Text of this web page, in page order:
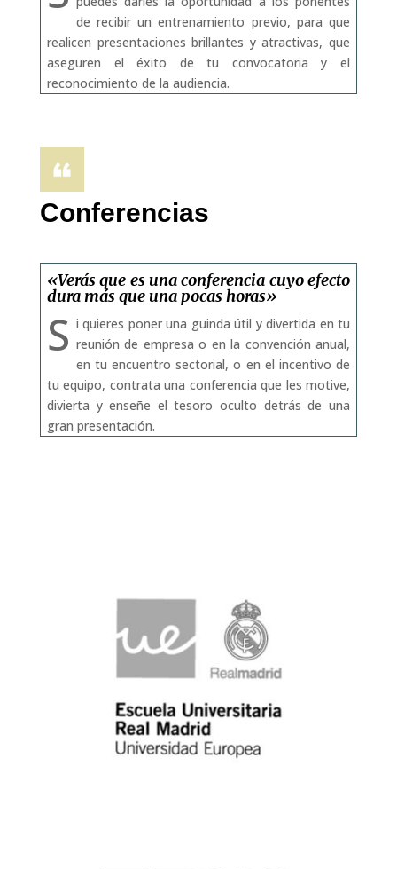
de recibir un entrenamiento previo, para que
realicen presentaciones brillantes y atractivas, que
aseguren el éxito de tu convocatoria y el
reconocimiento de la audiencia.
Conferencias
«Verás que es una conferencia cuyo efecto
dura más que una pocas horas»
S i quieres poner una guinda útil y divertida en tu
reunión de empresa o en la convención anual,
en tu encuentro sectorial, o en el incentivo de
tu equipo, contrata una conferencia que les motive,
divierta y enseñe el tesoro oculto detrás de una
gran presentación.